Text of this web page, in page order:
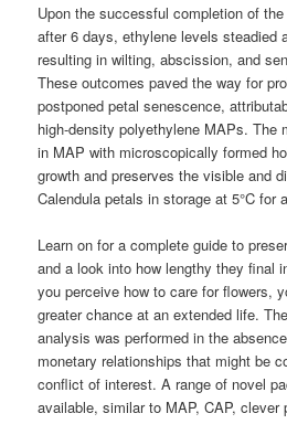
Upon the successful completion of
after 6 days, ethylene levels steadied
resulting in wilting, abscission, and
These outcomes paved the way for
postponed petal senescence,
high-density polyethylene MAPs. The
in MAP with microscopically formed
growth and preserves the visible and
Calendula petals in storage at 5°C for
Learn on for a complete guide to
and a look into how lengthy they final
you perceive how to care for flowers,
greater chance at an extended life.
analysis was performed in the
monetary relationships that might be
conflict of interest. A range of novel
available, similar to MAP, CAP, clever